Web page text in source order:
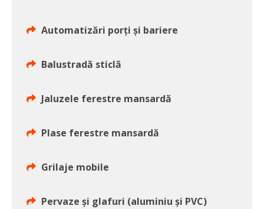
Automatizări porți și bariere
Balustradă sticlă
Jaluzele ferestre mansardă
Plase ferestre mansardă
Grilaje mobile
Pervaze și glafuri (aluminiu și PVC)